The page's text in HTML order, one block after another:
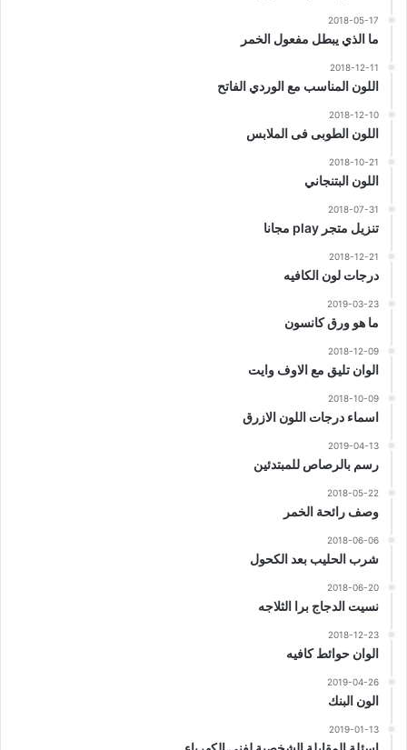
2018-05-17
ما الذي يبطل مفعول الخمر
2018-12-11
اللون المناسب مع الوردي الفاتح
2018-12-10
اللون الطوبى فى الملابس
2018-10-21
اللون البتنجاني
2018-07-31
تنزيل متجر play مجانا
2018-12-21
درجات لون الكافيه
2019-03-23
ما هو ورق كانسون
2018-12-09
الوان تليق مع الاوف وايت
2018-10-09
اسماء درجات اللون الازرق
2019-04-13
رسم بالرصاص للمبتدئين
2018-05-22
وصف رائحة الخمر
2018-06-06
شرب الحليب بعد الكحول
2018-06-20
نسيت الدجاج برا الثلاجه
2018-12-23
الوان حوائط كافيه
2019-04-26
الون البنك
2019-01-13